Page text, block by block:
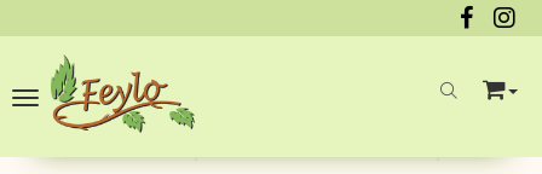
Toggle navigation